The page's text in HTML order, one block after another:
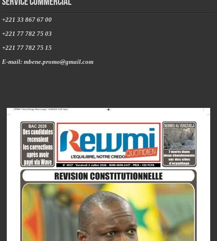
+221 33 867 67 00
+221 77 782 75 03
+221 77 782 75 15
E-mail: mbene.promo@gmail.com